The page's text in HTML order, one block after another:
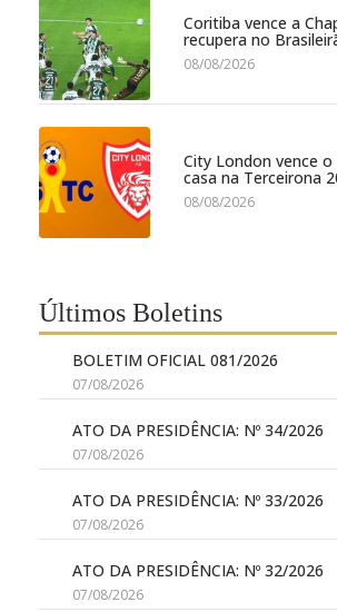
Coritiba vence a
recupera no
08/08/2026
City London vence o
casa na Terceirona
08/08/2026
Últimos Boletins
BOLETIM OFICIAL 081/2026
07/08/2026
ATO DA PRESIDÊNCIA: Nº 34/2026
07/08/2026
ATO DA PRESIDÊNCIA: Nº 33/2026
07/08/2026
ATO DA PRESIDÊNCIA: Nº 32/2026
07/08/2026